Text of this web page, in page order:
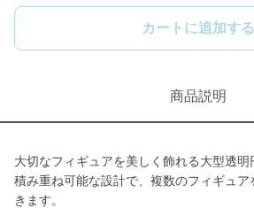
カートに追加する
商品説明
大切なフィギュアを美しく飾れる大型透明
積み重ね可能な設計で、複数のフィギュ
きます。